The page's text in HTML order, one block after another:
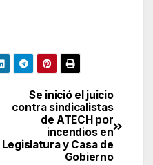
Se inició el juicio
contra sindicalistas
de ATECH por
incendios en
Legislatura y Casa de
Gobierno